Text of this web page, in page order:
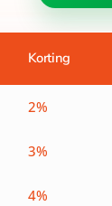
Korting
2%
3%
4%